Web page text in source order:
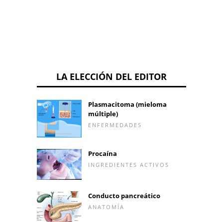
LA ELECCIÓN DEL EDITOR
Plasmacitoma (mieloma
múltiple)
ENFERMEDADES
Procaína
INGREDIENTES ACTIVOS
Conducto pancreático
ANATOMÍA